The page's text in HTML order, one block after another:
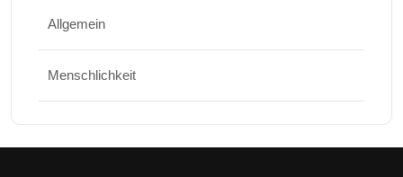
Allgemein
Menschlichkeit